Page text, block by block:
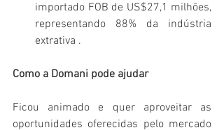
importado FOB de US$27,1 milhões,
representando 88% da indústria
extrativa .
Como a Domani pode ajudar
Ficou animado e quer aproveitar as
oportunidades oferecidas pelo mercado